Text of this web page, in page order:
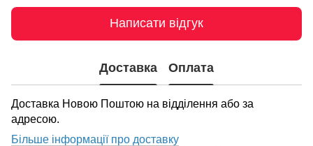
Написати відгук
Доставка Оплата
Доставка Новою Поштою на відділення або за
адресою.
Більше інформації про доставку